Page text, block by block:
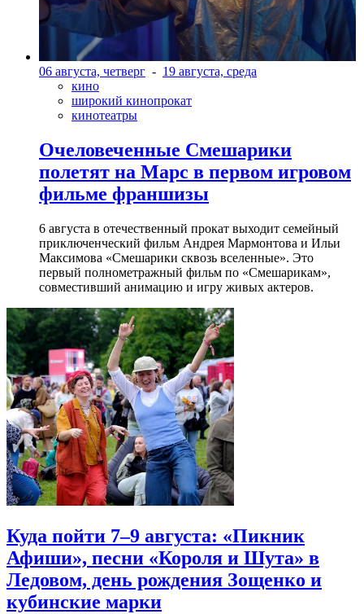
06 августа, четверг - 19 августа, среда
кино
широкий кинопрокат
кинотеатры
Очеловеченные Смешарики
полетят на Марс в первом игровом
фильме франшизы
6 августа в отечественный прокат выходит семейный
приключенческий фильм Андрея Мармонтова и Ильи
Максимова «Смешарики сквозь вселенные». Это
первый полнометражный фильм по «Смешарикам»,
совместивший анимацию и игру живых актеров.
Куда пойти 7–9 августа: «Пикник
Афиши», песни «Короля и Шута» в
Ледовом, день рождения Зощенко и
кубинские марки